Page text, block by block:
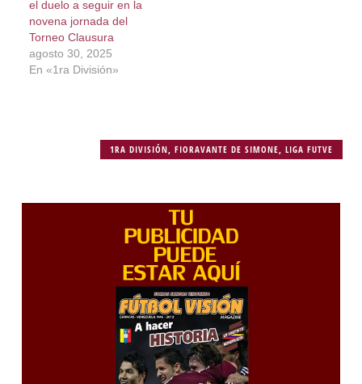
el duelo a seguir en la
novena jornada del
Torneo Clausura
agosto 30, 2025
En «1ra División»
1RA DIVISIÓN,FIORAVANTE DE SIMONE,LIGA FUTVE